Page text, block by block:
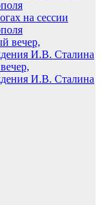
на сессии
И.В. Сталина